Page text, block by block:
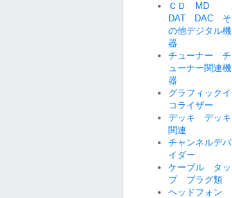
ＣＤ MD
DAT DAC そ
の他デジタル機
器
チューナー チ
ューナー関連機
器
グラフィックイ
コライザー
デッキ デッキ
関連
チャンネルデバ
イダー
ケーブル タッ
プ プラグ類
ヘッドフォン